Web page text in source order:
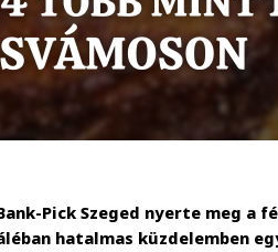
Pick Szeged nyerte meg a
hatalmas küzdelemben